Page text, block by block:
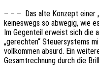
– – – Das alte Konzept einer
keines­wegs so abwe­gig, wie
Im Gegen­teil erweist sich die
„gerech­ten“ Steu­er­sys­tems
voll­kom­men absurd. Ein
Gesamt­rech­nung durch die